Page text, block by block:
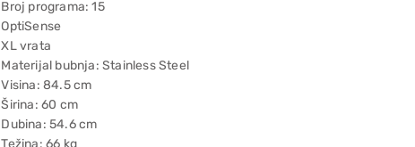
Broj programa: 15
OptiSense
XL vrata
Materijal bubnja: Stainless Steel
Visina: 84.5 cm
Širina: 60 cm
Dubina: 54.6 cm
Težina: 66 kg